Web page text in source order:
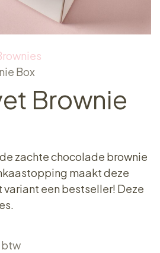
Box
Brownie
zachte chocolade brownie
maakt deze
een bestseller! Deze
btw